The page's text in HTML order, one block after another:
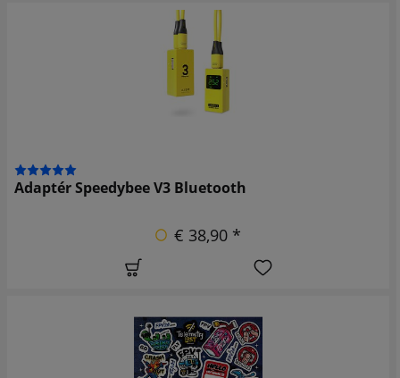
Adaptér Speedybee V3 Bluetooth
€ 38,90 *